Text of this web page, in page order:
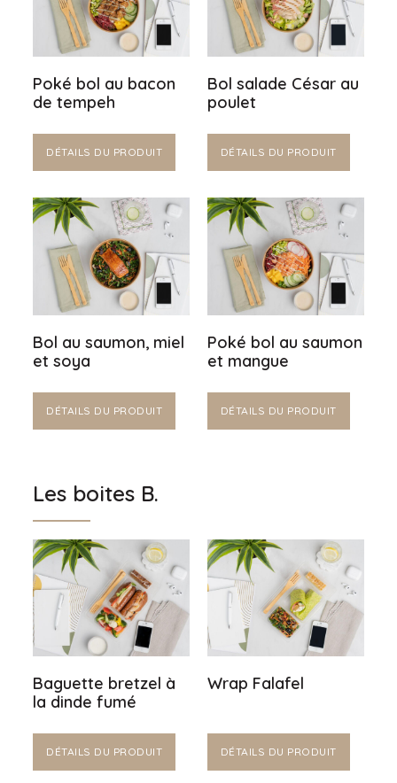
Poké bol au bacon
de tempeh
DÉTAILS DU PRODUIT
Bol salade César au
poulet
DÉTAILS DU PRODUIT
Bol au saumon, miel
et soya
DÉTAILS DU PRODUIT
Poké bol au saumon
et mangue
DÉTAILS DU PRODUIT
Les boites B.
Baguette bretzel à
la dinde fumé
DÉTAILS DU PRODUIT
Wrap Falafel
DÉTAILS DU PRODUIT